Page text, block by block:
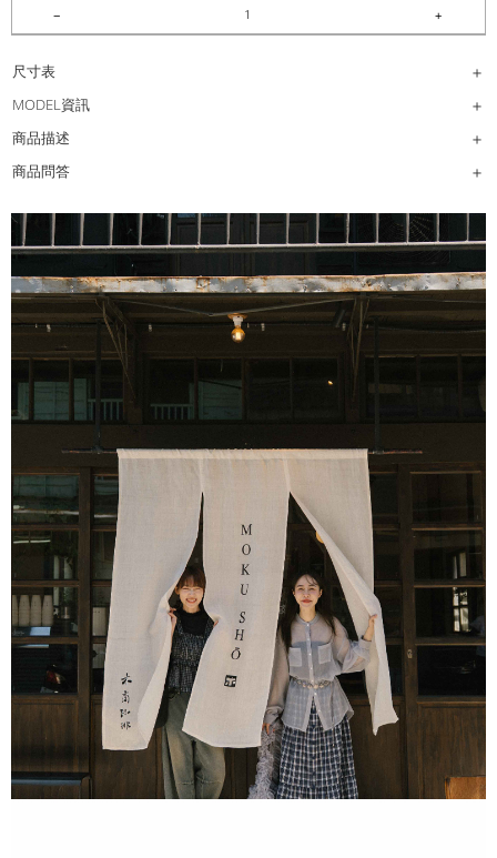
尺寸表
MODEL資訊
商品描述
商品問答